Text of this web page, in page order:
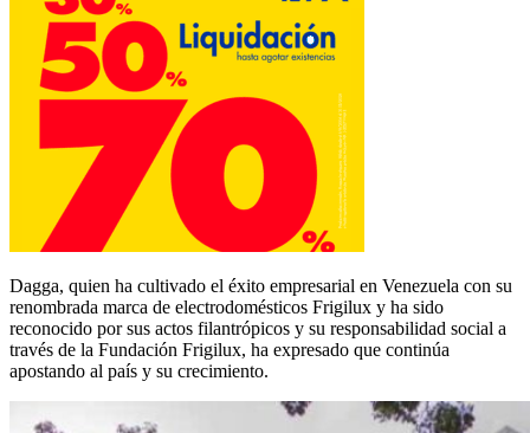
Dagga, quien ha cultivado el éxito empresarial en Venezuela con su
renombrada marca de electrodomésticos Frigilux y ha sido
reconocido por sus actos filantrópicos y su responsabilidad social a
través de la Fundación Frigilux, ha expresado que continúa
apostando al país y su crecimiento.